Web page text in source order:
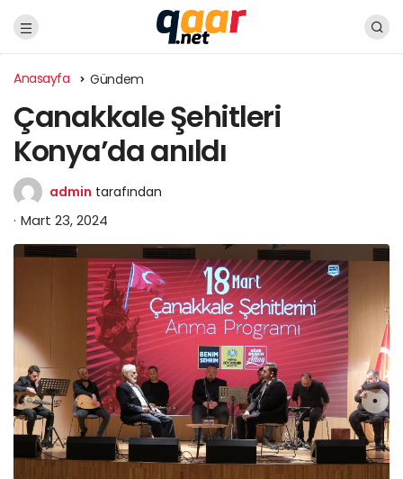
Anasayfa Gündem
Çanakkale Şehitleri
Konya’da anıldı
admin tarafından
Mart 23, 2024